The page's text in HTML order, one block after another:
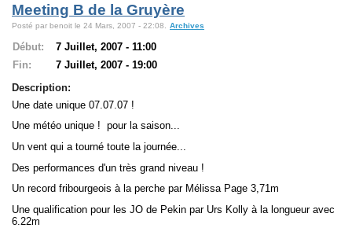
Meeting B de la Gruyère
Posté par benoit le 24 Mars, 2007 - 22:08. Archives
Début:
7 Juillet, 2007 - 11:00
Fin:
7 Juillet, 2007 - 19:00
Description:
Une date unique 07.07.07 !
Une météo unique ! pour la saison...
Un vent qui a tourné toute la journée...
Des performances d'un très grand niveau !
Un record fribourgeois à la perche par Mélissa Page 3,71m
Une qualification pour les JO de Pekin par Urs Kolly à la longueur avec
6.22m